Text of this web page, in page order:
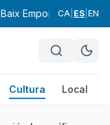
Baix EmpordàBaix
CA ES EN
Cultura Local